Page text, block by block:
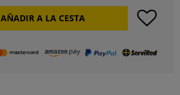
AÑADIR A LA CESTA